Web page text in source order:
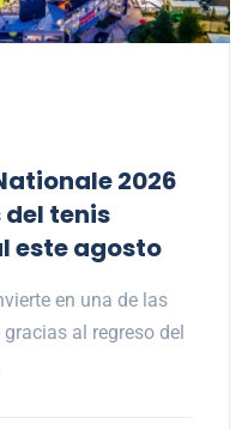
2026
del tenis
este agosto
en una de las
al regreso del